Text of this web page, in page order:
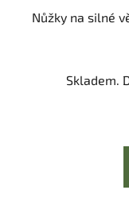
Nůžky na silné
Skladem.